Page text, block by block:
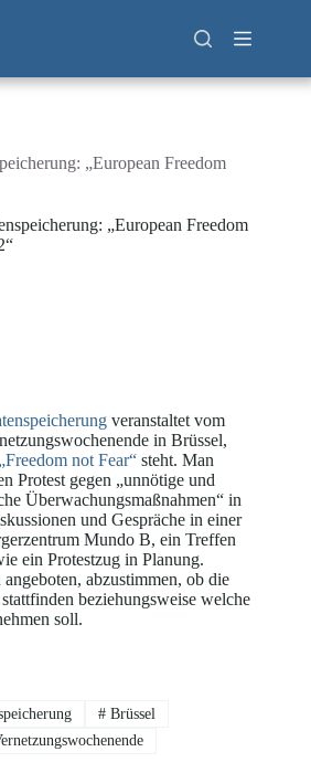
„European Freedom
„European Freedom
veranstaltet vom
in Brüssel,
„Freedom not Fear“ steht. Man
Protest gegen „unnötige und
Überwachungsmaßnahmen“ in
und Gespräche in einer
Mundo B, ein Treffen
ein Protestzug in Planung.
abzustimmen, ob die
beziehungsweise welche
soll.
#Brüssel